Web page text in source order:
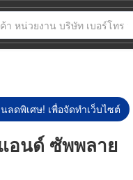
ดพิเศษ! เพื่อจัดทำเว็บไซต์
อนด์ ซัพพลาย